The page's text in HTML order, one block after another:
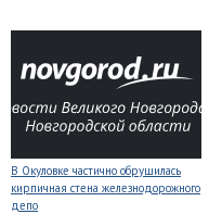
В Окуловке частично обрушилась
кирпичная стена железнодорожного
депо